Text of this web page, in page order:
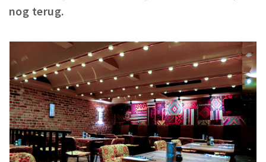
Breda Student Shop
Draai aan het rad!
VRIJE TIJD
Sport
Nieuws
Agenda
nog terug.